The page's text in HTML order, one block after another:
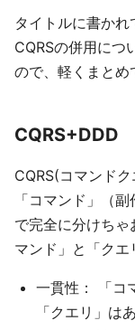
タイトルに書か
CQRSの併用につ
ので、軽くまとめ
CQRS+DDD
CQRS(コマンド
「コマンド」（
で完全に分けちゃ
マンド」と「クエ
一貫性： 「コ
「クエリ」は